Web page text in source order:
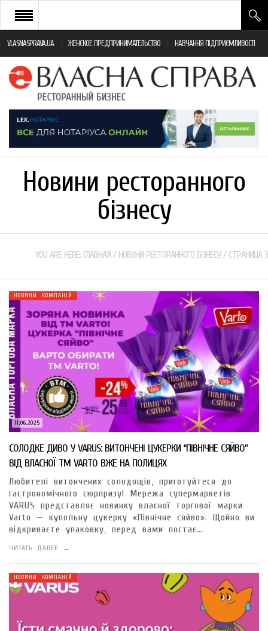
VLASNASPRAVA.UA ЖЕНСКОЕ ПРЕДПРИНИМАТЕЛЬСТВО НАВЧАННЯ ПІДПРИЄМЛИВОСТІ
НОВИНИ РЕСТОРАННОГО БІЗНЕСУ
ЯК ВІДКРИТИ ТА УСПІШНО КЕРУВАТИ
МОНІТОРИНГ ЗАКОНОДАВСТВА
ФРАНЧАЙЗИНГ
Новини ресторанного
бізнесу
YOU ARE HERE: ГЛАВНАЯ / НОВИНИ РЕСТОРАННОГО БІЗНЕСУ / СТРАНИЦА 3
11.06.2025
НОВИНИ КОМПАНІЙ
СОЛОДКЕ ДИВО У VARUS: ВИТОНЧЕНІ ЦУКЕРКИ “ПІВНІЧНЕ СЯЙВО”
ВІД ВЛАСНОЇ ТМ VARTO ВЖЕ НА ПОЛИЦЯХ
Любителі витончених солодощів, приготуйтеся до
гастрономічного сюрпризу! Мережа супермаркетів
VARUS представляє новинку власної торгової марки
Varto — купольну цукерку «Північне сяйво». Щойно ви
відкриваєте упаковку, перед вами постає…
ЧИТАТЬ ДАЛЕЕ →
НОВИНИ КОМПАНІЙ